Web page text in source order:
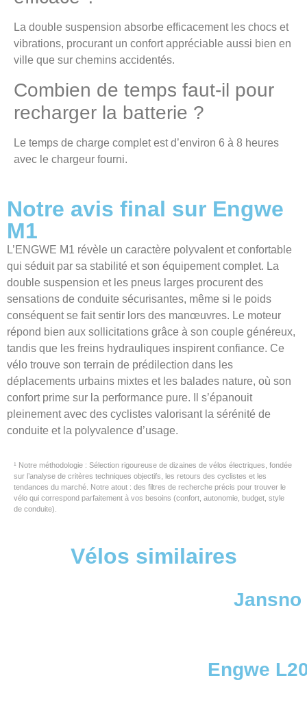
La double suspension absorbe efficacement les chocs et
vibrations, procurant un confort appréciable aussi bien en
ville que sur chemins accidentés.
Combien de temps faut-il pour
recharger la batterie ?
Le temps de charge complet est d’environ 6 à 8 heures
avec le chargeur fourni.
Notre avis final sur Engwe
M1
L’ENGWE M1 révèle un caractère polyvalent et confortable
qui séduit par sa stabilité et son équipement complet. La
double suspension et les pneus larges procurent des
sensations de conduite sécurisantes, même si le poids
conséquent se fait sentir lors des manœuvres. Le moteur
répond bien aux sollicitations grâce à son couple généreux,
tandis que les freins hydrauliques inspirent confiance. Ce
vélo trouve son terrain de prédilection dans les
déplacements urbains mixtes et les balades nature, où son
confort prime sur la performance pure. Il s’épanouit
pleinement avec des cyclistes valorisant la sérénité de
conduite et la polyvalence d’usage.
¹ Notre méthodologie : Sélection rigoureuse de dizaines de vélos électriques, fondée
sur l’analyse de critères techniques objectifs, les retours des cyclistes et les
tendances du marché. Notre atout : des filtres de recherche précis pour trouver le
vélo qui correspond parfaitement à vos besoins (confort, autonomie, budget, style
de conduite).
Vélos similaires
Jansno
Engwe